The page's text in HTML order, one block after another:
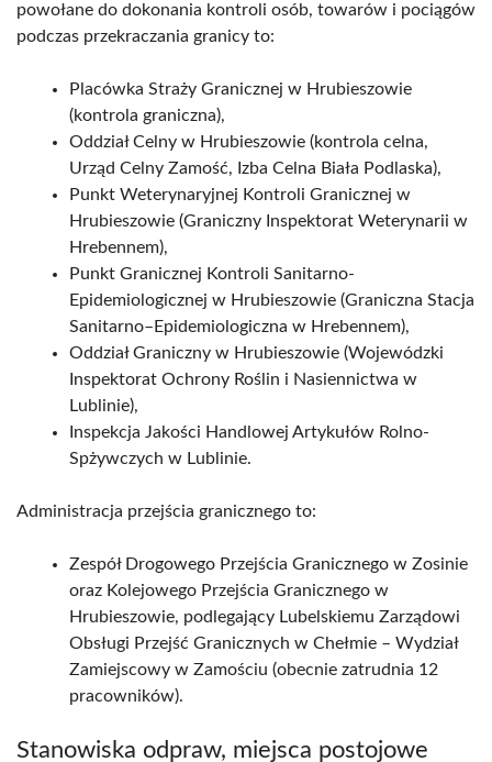
powołane do dokonania kontroli osób, towarów i pociągów
podczas przekraczania granicy to:
Placówka Straży Granicznej w Hrubieszowie
(kontrola graniczna),
Oddział Celny w Hrubieszowie (kontrola celna,
Urząd Celny Zamość, Izba Celna Biała Podlaska),
Punkt Weterynaryjnej Kontroli Granicznej w
Hrubieszowie (Graniczny Inspektorat Weterynarii w
Hrebennem),
Punkt Granicznej Kontroli Sanitarno-
Epidemiologicznej w Hrubieszowie (Graniczna Stacja
Sanitarno–Epidemiologiczna w Hrebennem),
Oddział Graniczny w Hrubieszowie (Wojewódzki
Inspektorat Ochrony Roślin i Nasiennictwa w
Lublinie),
Inspekcja Jakości Handlowej Artykułów Rolno-
Spżywczych w Lublinie.
Administracja przejścia granicznego to:
Zespół Drogowego Przejścia Granicznego w Zosinie
oraz Kolejowego Przejścia Granicznego w
Hrubieszowie, podlegający Lubelskiemu Zarządowi
Obsługi Przejść Granicznych w Chełmie – Wydział
Zamiejscowy w Zamościu (obecnie zatrudnia 12
pracowników).
Stanowiska odpraw, miejsca postojowe